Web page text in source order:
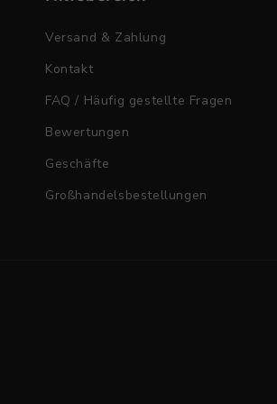
Versand & Zahlung
Kontakt
FAQ / Häufig gestellte Fragen
Bewertungen
Geschäfte
Großhandelsbestellungen